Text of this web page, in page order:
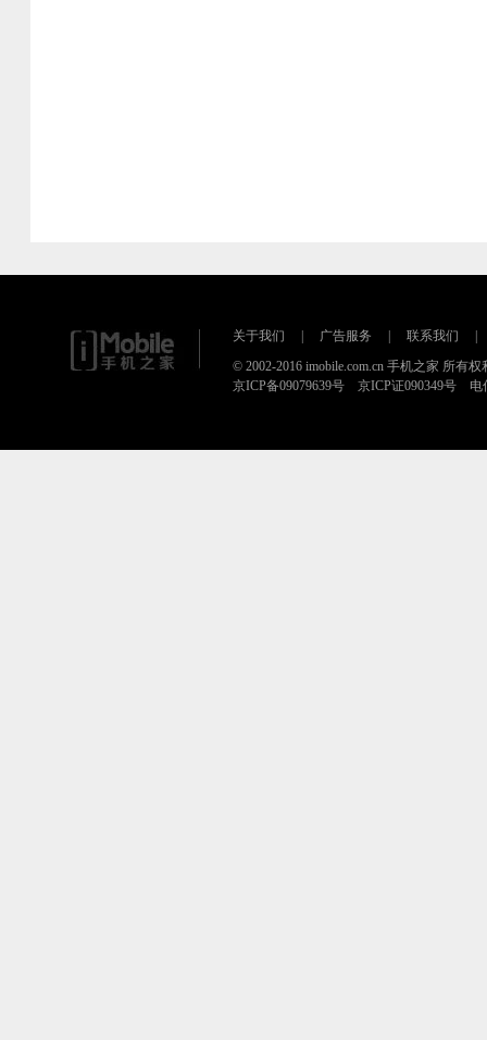
关于我们 广告服务 联系我们
© 2002-2016 imobile.com.cn 手机之家 所有权
京ICP备09079639号 京ICP证090349号 电